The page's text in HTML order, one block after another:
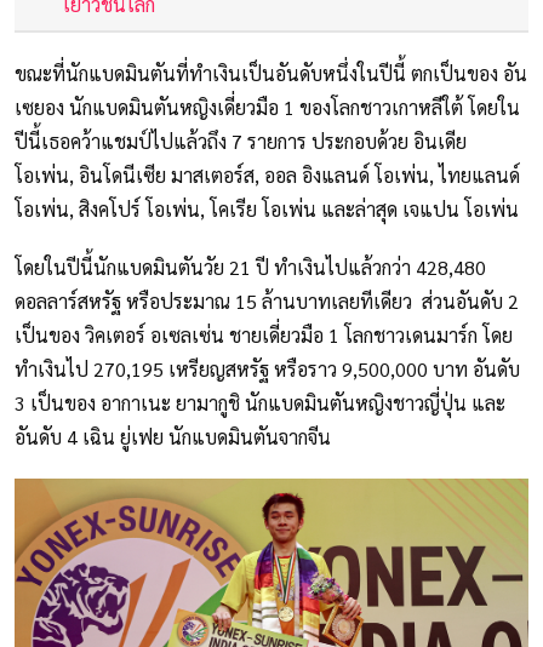
ขณะที่นักแบดมินตันที่ทำเงินเป็นอันดับหนึ่งในปีนี้ ตกเป็นของ อัน
เซยอง นักแบดมินตันหญิงเดี่ยวมือ 1 ของโลกชาวเกาหลีใต้ โดยใน
ปีนี้เธอคว้าแชมป์ไปแล้วถึง 7 รายการ ประกอบด้วย อินเดีย
โอเพ่น, อินโดนีเซีย มาสเตอร์ส, ออล อิงแลนด์ โอเพ่น, ไทยแลนด์
โอเพ่น, สิงคโปร์ โอเพ่น, โคเรีย โอเพ่น และล่าสุด เจแปน โอเพ่น
โดยในปีนี้นักแบดมินตันวัย 21 ปี ทำเงินไปแล้วกว่า 428,480
ดอลลาร์สหรัฐ หรือประมาณ 15 ล้านบาทเลยทีเดียว ส่วนอันดับ 2
เป็นของ วิคเตอร์ อเซลเซ่น ชายเดี่ยวมือ 1 โลกชาวเดนมาร์ก โดย
ทำเงินไป 270,195 เหรียญสหรัฐ หรือราว 9,500,000 บาท อันดับ
3 เป็นของ อากาเนะ ยามากูชิ นักแบดมินตันหญิงชาวญี่ปุ่น และ
อันดับ 4 เฉิน ยู่เฟย นักแบดมินตันจากจีน